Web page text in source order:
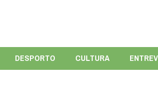
DESPORTO CULTURA